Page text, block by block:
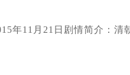
年11月21日剧情简介：清